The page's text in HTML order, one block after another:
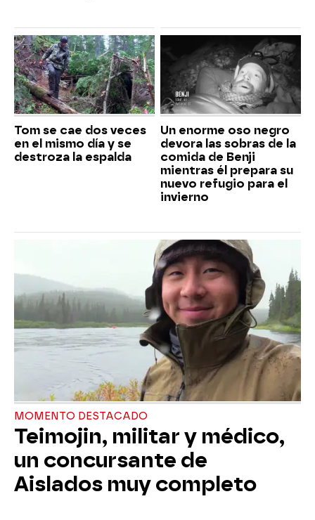
Tom se cae dos veces
en el mismo día y se
destroza la espalda
Un enorme oso negro
devora las sobras de la
comida de Benji
mientras él prepara su
nuevo refugio para el
invierno
MOMENTO DESTACADO
Teimojin, militar y médico,
un concursante de
Aislados muy completo